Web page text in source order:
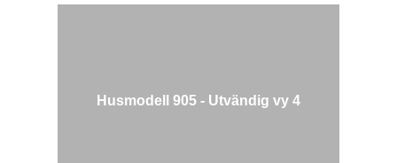
Husmodell 905 - Utvändig vy 4